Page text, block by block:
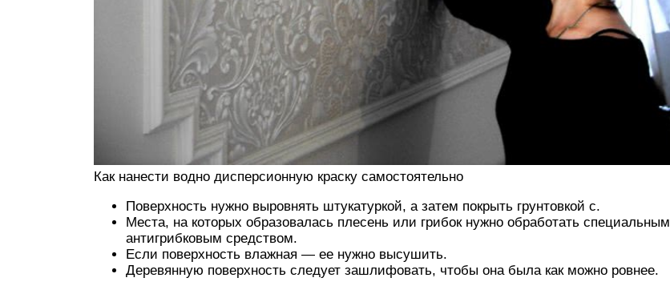
Как нанести водно дисперсионную краску самостоятельно
Поверхность нужно выровнять штукатуркой, а затем покрыть грунтовкой с.
Места, на которых образовалась плесень или грибок нужно обработать специальным
антигрибковым средством.
Если поверхность влажная — ее нужно высушить.
Деревянную поверхность следует зашлифовать, чтобы она была как можно ровнее.